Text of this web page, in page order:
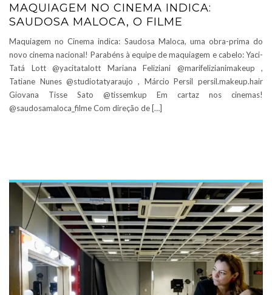
MAQUIAGEM NO CINEMA INDICA:
SAUDOSA MALOCA, O FILME
Maquiagem no Cinema indica: Saudosa Maloca, uma obra-prima do
novo cinema nacional! Parabéns à equipe de maquiagem e cabelo: Yaci-
Tatá Lott @yacitatalott Mariana Feliziani @marifelizianimakeup ,
Tatiane Nunes @studiotatyaraujo , Márcio Persil persil.makeup.hair
Giovana Tisse Sato @tissemkup Em cartaz nos cinemas!
@saudosamaloca_filme Com direção de […]